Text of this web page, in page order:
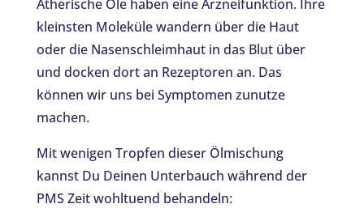
Ätherische Öle haben eine Arzneifunktion. Ihre
kleinsten Moleküle wandern über die Haut
oder die Nasenschleimhaut in das Blut über
und docken dort an Rezeptoren an. Das
können wir uns bei Symptomen zunutze
machen.
Mit wenigen Tropfen dieser Ölmischung
kannst Du Deinen Unterbauch während der
PMS Zeit wohltuend behandeln: